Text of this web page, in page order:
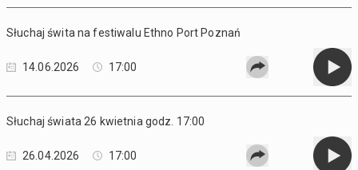
Słuchaj świta na festiwalu Ethno Port Poznań
14.06.2026 17:00
Słuchaj świata 26 kwietnia godz. 17:00
26.04.2026 17:00